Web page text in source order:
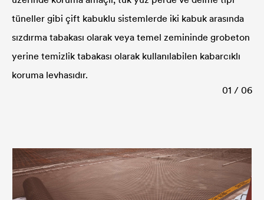
tüneller gibi çift kabuklu sistemlerde iki kabuk arasında
sızdırma tabakası olarak veya temel zemininde grobeton
yerine temizlik tabakası olarak kullanılabilen kabarcıklı
koruma levhasıdır.
01 / 06